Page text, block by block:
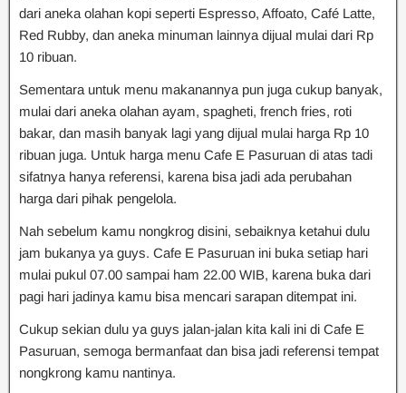
dari aneka olahan kopi seperti Espresso, Affoato, Café Latte,
Red Rubby, dan aneka minuman lainnya dijual mulai dari Rp
10 ribuan.
Sementara untuk menu makanannya pun juga cukup banyak,
mulai dari aneka olahan ayam, spagheti, french fries, roti
bakar, dan masih banyak lagi yang dijual mulai harga Rp 10
ribuan juga. Untuk harga menu Cafe E Pasuruan di atas tadi
sifatnya hanya referensi, karena bisa jadi ada perubahan
harga dari pihak pengelola.
Nah sebelum kamu nongkrog disini, sebaiknya ketahui dulu
jam bukanya ya guys. Cafe E Pasuruan ini buka setiap hari
mulai pukul 07.00 sampai ham 22.00 WIB, karena buka dari
pagi hari jadinya kamu bisa mencari sarapan ditempat ini.
Cukup sekian dulu ya guys jalan-jalan kita kali ini di Cafe E
Pasuruan, semoga bermanfaat dan bisa jadi referensi tempat
nongkrong kamu nantinya.